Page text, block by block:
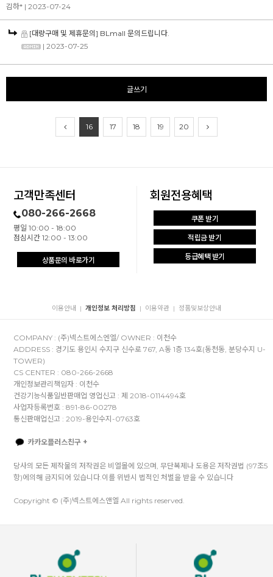
김하* | 2023-07-24
[대량구매 및 제휴문의] BLmall 문의드립니다.
| 2023-07-25
글쓰기
16 17 18 19 20
고객만족센터
080-266-2668
평일 10:00 - 18:00
점심시간 12:00 - 13:00
상품문의 바로가기
회원전용혜택
쿠폰 받기
적립금 받기
등급혜택 받기
이용안내 | 개인정보 처리방침 | 이용약관 | 정품및보상안내
COMPANY : (주)넥스트에스엔엘/ OWNER : 이천수
ADDRESS : 경기도 용인시 수지구 신수로 767, A동 1층 134호(동천동, 분당수지 U-
TOWER)
CS CENTER : 080-266-2668
개인정보관리책임자 : 이천수
건강기능식품일반판매업 영업신고 : 제 2018-0114494호
사업자등록번호 : 891-86-00278
통신판매업신고 : 2019-용인수지-0763호
카카오플러스친구 +
당사의 모든 제작물의 저작권은 비엘몰에 있으며, 무단복제나 도용은 저작권법 (97조5
항)에의해 금지되어 있습니다.이를 위반시 법적인 처벌을 받을 수 있습니다
Copyright © (주)넥스트에스앤엘 All rights reserved.